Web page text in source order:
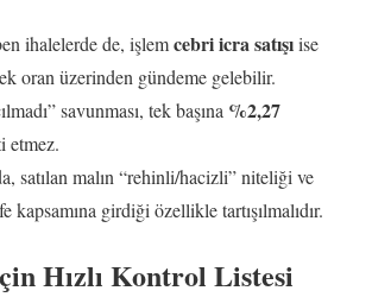
ihalelerde de, işlemcebri icra satışıise
oran üzerinden gündeme gelebilir.
savunması, tek başına %2,27
etmez.
satılan malın “rehinli/hacizli” niteliği ve
kapsamına girdiği özellikle tartışılmalıdır.
Hızlı Kontrol Listesi